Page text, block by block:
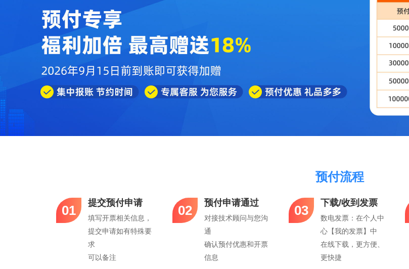
预付流程
01 提交预付申请
填写开票相关信息，
提交申请如有特殊要
求
可以备注
02 预付申请通过
对接技术顾问与您沟
通
确认预付优惠和开票
信息
03 下载/收到发票
数电发票：在个人中
心【我的发票】中
在线下载，更方便、
更快捷